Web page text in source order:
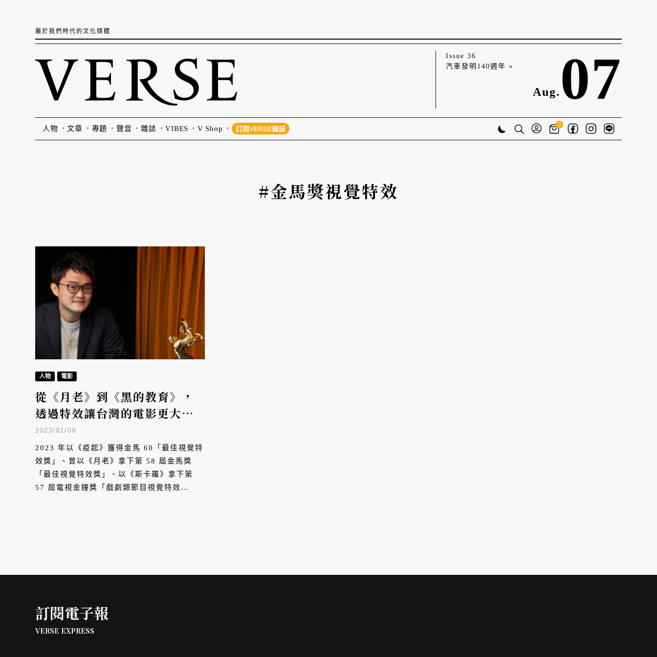
屬於我們時代的文化媒體
Issue 36
汽車發明140週年 »
Aug. 07
人物 文章 專題 聲音 雜誌 VIBES V Shop 訂閱VERSE雜誌
0
#金馬獎視覺特效
人物 電影
從《月老》到《黑的教育》，
透過特效讓台灣的電影更大膽
一些——金馬獎視覺特效嚴振欽
2023/01/09
2023 年以《疫起》獲得金馬 60「最佳視覺特
效獎」、曾以《月老》拿下第 58 屆金馬獎
「最佳視覺特效獎」、以《斯卡羅》拿下第
57 屆電視金鐘獎「戲劇類節目視覺特效
訂閱電子報
VERSE EXPRESS